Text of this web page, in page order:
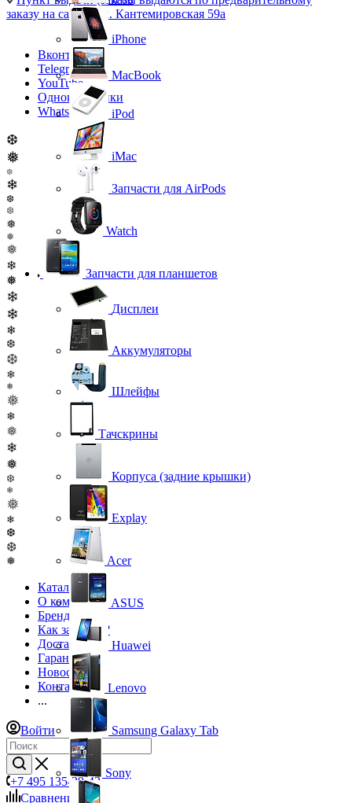
заказу на сайте), ул. Кантемировская 59а
Вконтакте
Telegram
YouTube
Одноклассники
WhatsApp
❆
❅
❆
❄
❆
❆
❅
❅
❅
❄
❅
❄
❄
❄
❆
❆
❄
❅
❅
❄
❅
❄
❅
❆
❄
❅
❄
❆
❆
❅
Каталог
О компании
Бренды
Как заказать?
Доставка
Гарантия
Новости
Контакты
...
Войти
+7 495 135-39-43
Сравнение
0
iPhone
MacBook
iPod
iMac
Запчасти для AirPods
Watch
Запчасти для планшетов
Дисплеи
Аккумуляторы
Шлейфы
Тачскрины
Корпуса (задние крышки)
Explay
Acer
ASUS
Huawei
Lenovo
Samsung Galaxy Tab
Sony